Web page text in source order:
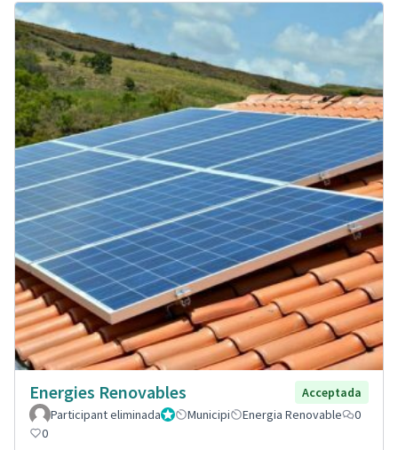
Energies Renovables
Acceptada
Participant eliminadaAdministrador
Municipi Energia Renovable
0
0